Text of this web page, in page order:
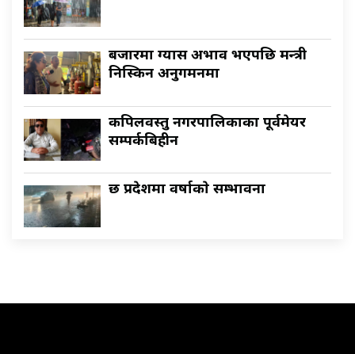
बजारमा ग्यास अभाव भएपछि मन्त्री
निस्किन अनुगमनमा
कपिलवस्तु नगरपालिकाका पूर्वमेयर
सम्पर्कबिहीन
छ प्रदेशमा वर्षाकाे सम्भावना